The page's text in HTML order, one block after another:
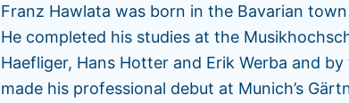
Franz Hawlata was born in the Bavarian
He completed his studies at the
Haefliger, Hans Hotter and Erik Werba and
made his professional debut at Munich’s